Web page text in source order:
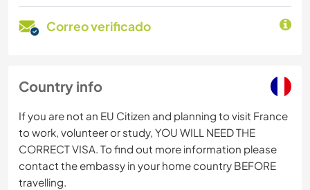
Correo verificado
Country info
If you are not an EU Citizen and planning to visit France
to work, volunteer or study, YOU WILL NEED THE
CORRECT VISA. To find out more information please
contact the embassy in your home country BEFORE
travelling.